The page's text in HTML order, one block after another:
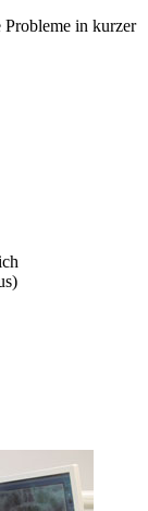
in kurzer